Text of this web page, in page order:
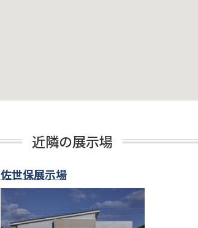
近隣の展示場
佐世保展示場